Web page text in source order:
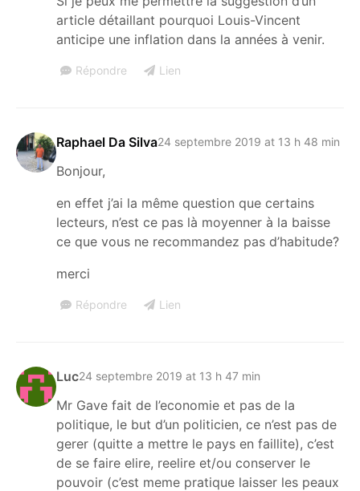
article détaillant pourquoi Louis-Vincent
anticipe une inflation dans la années à venir.
Répondre Lien
Raphael Da Silva24 septembre 2019 at 13 h 48 min
Bonjour,
en effet j’ai la même question que certains
lecteurs, n’est ce pas là moyenner à la baisse
ce que vous ne recommandez pas d’habitude?
merci
Répondre Lien
Luc24 septembre 2019 at 13 h 47 min
Mr Gave fait de l’economie et pas de la
politique, le but d’un politicien, ce n’est pas de
gerer (quitte a mettre le pays en faillite), c’est
de se faire elire, reelire et/ou conserver le
pouvoir (c’est meme pratique laisser les peaux